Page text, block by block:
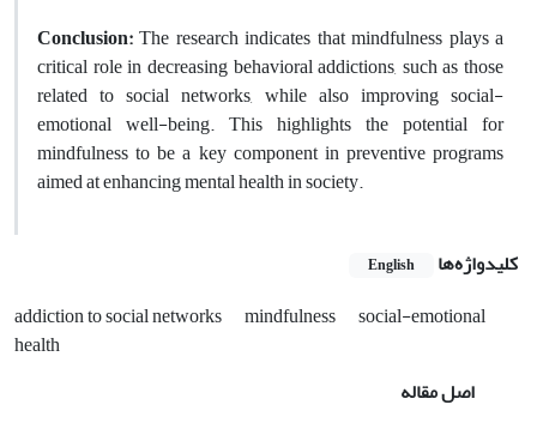
Conclusion:The research indicates that mindfulness plays a
critical role in decreasing behavioral addictions, such as those
related to social networks, while also improving social-
emotional well-being. This highlights the potential for
mindfulness to be a key component in preventive programs
aimed at enhancing mental health in society.
کلیدواژه‌ها English
addiction to social networks mindfulness
social-emotional
health
اصل مقاله